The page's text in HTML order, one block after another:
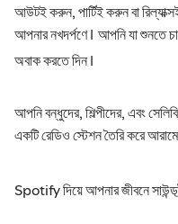
আউটই করুন, পার্টিই করুন বা
আপনার নখদর্পণে। আপনি যা শুনতে
অবাক করতে দিন।
আপনি বন্ধুদের, শিল্পীদের, এবং
একটি রেডিও স্টেশন তৈরি করে
Spotify দিয়ে আপনার জীবনে